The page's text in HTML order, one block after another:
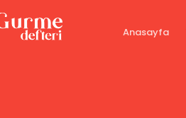
Anasayfa